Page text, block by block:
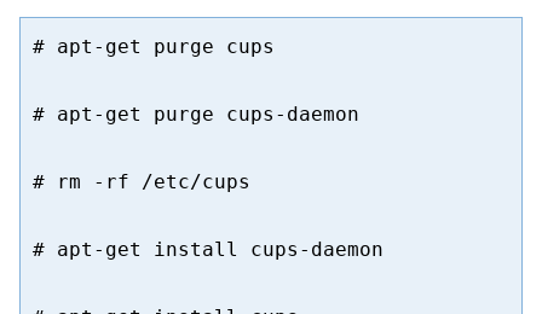
# apt-get purge cups
# apt-get purge cups-daemon
# rm -rf /etc/cups
# apt-get install cups-daemon